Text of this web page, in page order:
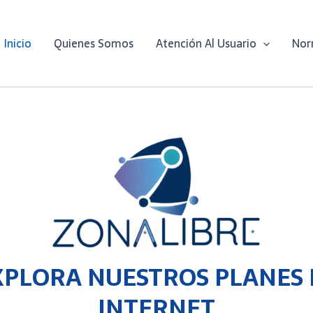
Inicio Quienes Somos Atención Al Usuario
NUESTROS PLANES